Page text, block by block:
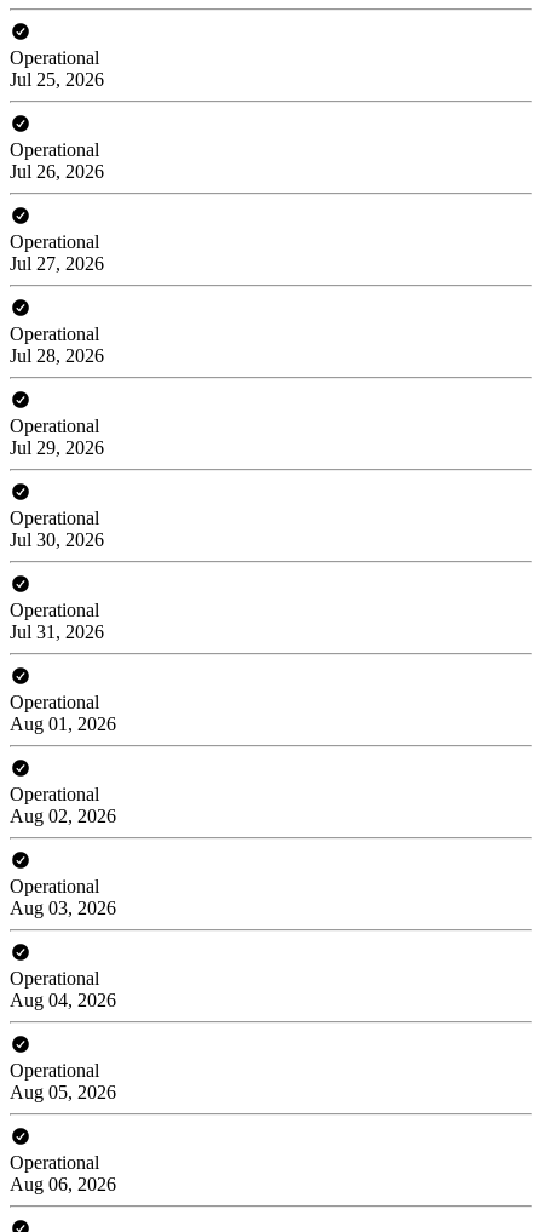
Operational
Jul 25, 2026
Operational
Jul 26, 2026
Operational
Jul 27, 2026
Operational
Jul 28, 2026
Operational
Jul 29, 2026
Operational
Jul 30, 2026
Operational
Jul 31, 2026
Operational
Aug 01, 2026
Operational
Aug 02, 2026
Operational
Aug 03, 2026
Operational
Aug 04, 2026
Operational
Aug 05, 2026
Operational
Aug 06, 2026